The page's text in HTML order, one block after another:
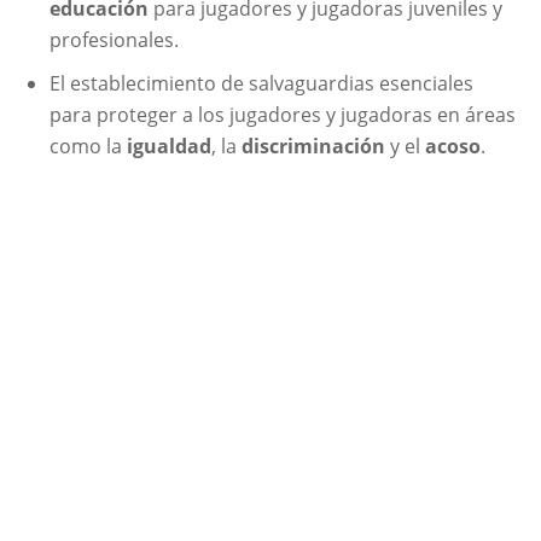
educación para jugadores y jugadoras juveniles y
profesionales.
El establecimiento de salvaguardias esenciales
para proteger a los jugadores y jugadoras en áreas
como la igualdad, la discriminación y el acoso.